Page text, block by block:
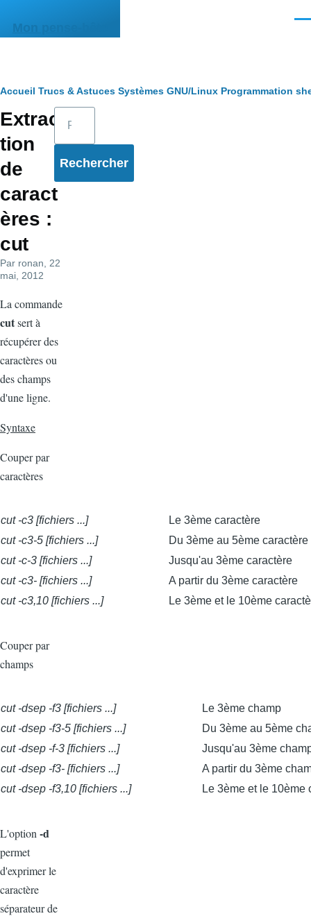
Mon pense-bête
Fil
d'Ariane
Accueil Trucs & Astuces Systèmes GNU/Linux Programmation
Extrac
tion
de
caract
ères :
cut
Par ronan , 22
mai, 2012
La commande
cutsert à
récupérer des
caractères ou
des champs
d'une ligne.
Syntaxe
Couper par
caractères
cut -c3 [fichiers ...]
Le 3ème caractère
cut -c3-5 [fichiers ...]
Du 3ème au 5ème caractère
cut -c-3 [fichiers ...]
Jusqu'au 3ème caractère
cut -c3- [fichiers ...]
A partir du 3ème caractère
cut -c3,10 [fichiers ...]
Le 3ème et le 10ème
Couper par
champs
cut -dsep -f3 [fichiers ...]
Le 3ème champ
cut -dsep -f3-5 [fichiers ...]
Du 3ème au 5ème
cut -dsep -f-3 [fichiers ...]
Jusqu'au 3ème
cut -dsep -f3- [fichiers ...]
A partir du 3ème
cut -dsep -f3,10 [fichiers ...]
Le 3ème et le 10ème
L'option -d
permet
d'exprimer le
caractère
séparateur de
Rechercher